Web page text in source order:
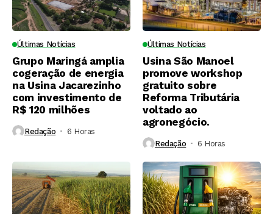
Últimas Notícias
Grupo Maringá amplia
cogeração de energia
na Usina Jacarezinho
com investimento de
R$ 120 milhões
Redação 6 Horas ⁮
Últimas Notícias
Usina São Manoel
promove workshop
gratuito sobre
Reforma Tributária
voltado ao
agronegócio.
Redação 6 Horas ⁮